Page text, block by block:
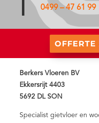
0499 – 47 61 99
Berkers Vloeren BV
Ekkersrijt 4403
5692 DL SON
Specialist gietvloer en